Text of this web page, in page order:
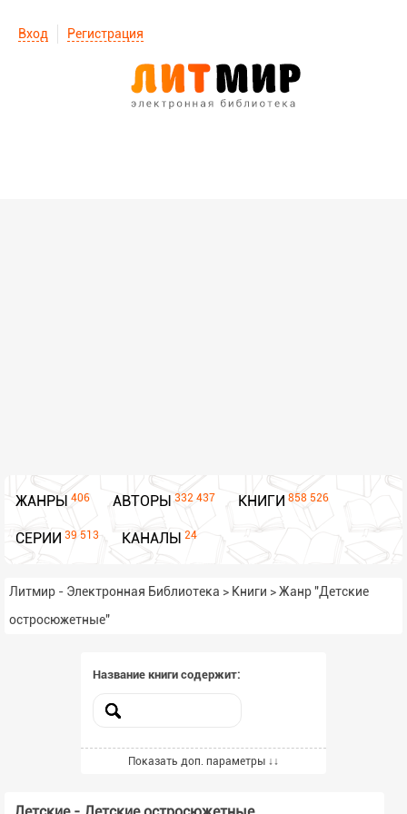
Вход Регистрация
ЖАНРЫ 406 АВТОРЫ 332 437 КНИГИ 858 526
СЕРИИ 39 513 КАНАЛЫ 24
Литмир - Электронная Библиотека > Книги >Жанр "Детские
остросюжетные"
Название книги содержит:
Включённые жанры
Показать доп. параметры ↓↓